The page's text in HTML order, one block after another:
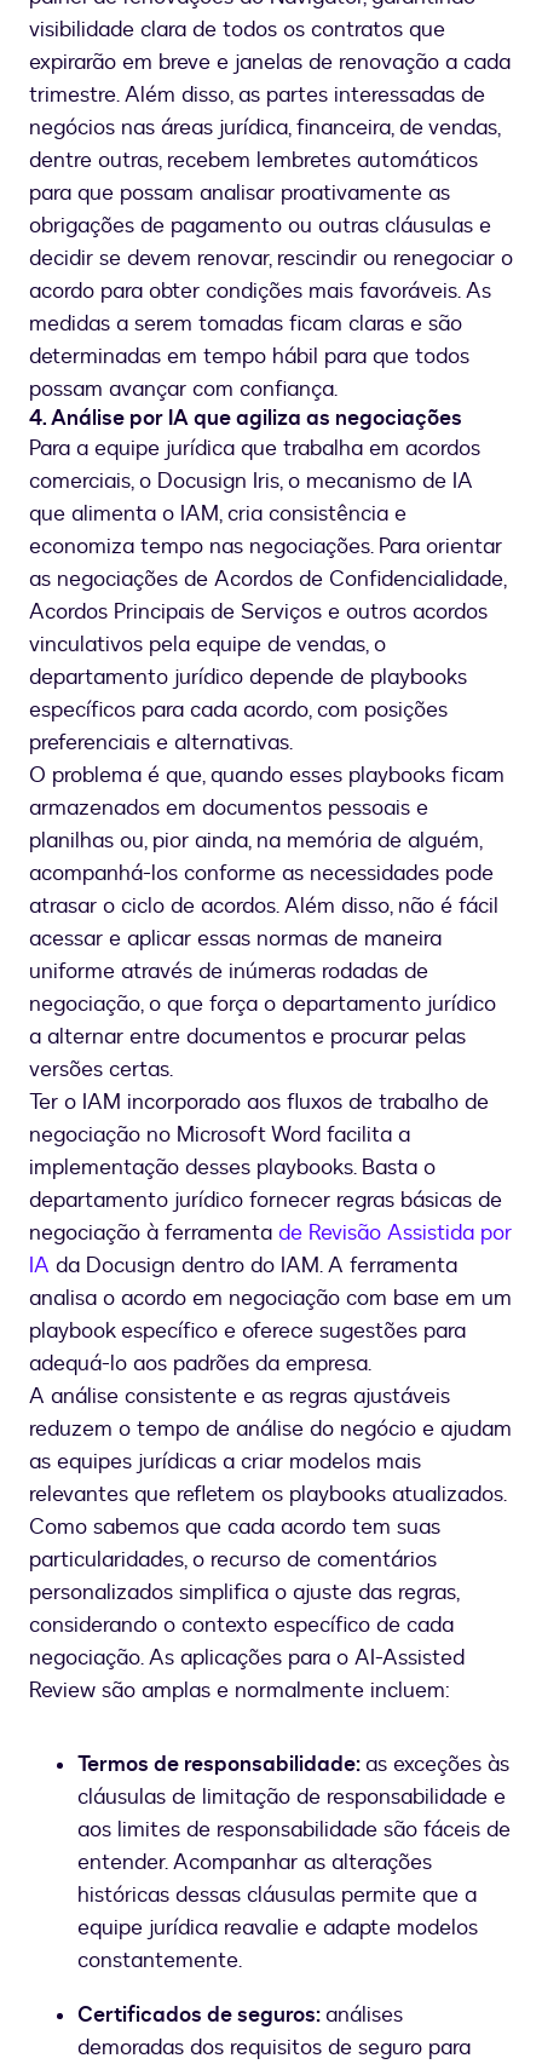
visibilidade clara de todos os contratos que
expirarão em breve e janelas de renovação a cada
trimestre. Além disso, as partes interessadas de
negócios nas áreas jurídica, financeira, de vendas,
dentre outras, recebem lembretes automáticos
para que possam analisar proativamente as
obrigações de pagamento ou outras cláusulas e
decidir se devem renovar, rescindir ou renegociar o
acordo para obter condições mais favoráveis. As
medidas a serem tomadas ficam claras e são
determinadas em tempo hábil para que todos
possam avançar com confiança.
4. Análise por IA que agiliza as negociações
Para a equipe jurídica que trabalha em acordos
comerciais, o Docusign Iris, o mecanismo de IA
que alimenta o IAM, cria consistência e
economiza tempo nas negociações. Para orientar
as negociações de Acordos de Confidencialidade,
Acordos Principais de Serviços e outros acordos
vinculativos pela equipe de vendas, o
departamento jurídico depende de playbooks
específicos para cada acordo, com posições
preferenciais e alternativas.
O problema é que, quando esses playbooks ficam
armazenados em documentos pessoais e
planilhas ou, pior ainda, na memória de alguém,
acompanhá-los conforme as necessidades pode
atrasar o ciclo de acordos. Além disso, não é fácil
acessar e aplicar essas normas de maneira
uniforme através de inúmeras rodadas de
negociação, o que força o departamento jurídico
a alternar entre documentos e procurar pelas
versões certas.
Ter o IAM incorporado aos fluxos de trabalho de
negociação no Microsoft Word facilita a
implementação desses playbooks. Basta o
departamento jurídico fornecer regras básicas de
negociação à ferramenta de Revisão Assistida por
IA da Docusign dentro do IAM. A ferramenta
analisa o acordo em negociação com base em um
playbook específico e oferece sugestões para
adequá-lo aos padrões da empresa.
A análise consistente e as regras ajustáveis
reduzem o tempo de análise do negócio e ajudam
as equipes jurídicas a criar modelos mais
relevantes que refletem os playbooks atualizados.
Como sabemos que cada acordo tem suas
particularidades, o recurso de comentários
personalizados simplifica o ajuste das regras,
considerando o contexto específico de cada
negociação. As aplicações para o AI-Assisted
Review são amplas e normalmente incluem:
Termos de responsabilidade:as exceções às
cláusulas de limitação de responsabilidade e
aos limites de responsabilidade são fáceis de
entender. Acompanhar as alterações
históricas dessas cláusulas permite que a
equipe jurídica reavalie e adapte modelos
constantemente.
Certificados de seguros:análises
demoradas dos requisitos de seguro para